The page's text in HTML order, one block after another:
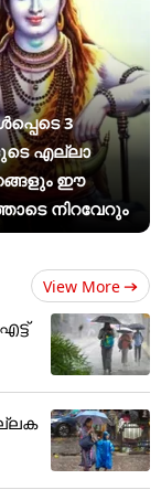
3
എല്ലാ
ഈ
നിറവേറും
View More